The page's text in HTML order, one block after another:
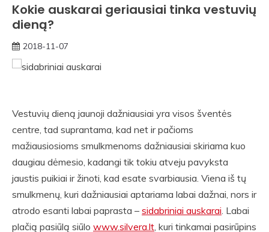
Kokie auskarai geriausiai tinka vestuvių
dieną?
2018-11-07
Vestuvių dieną jaunoji dažniausiai yra visos šventės
centre, tad suprantama, kad net ir pačioms
mažiausiosioms smulkmenoms dažniausiai skiriama kuo
daugiau dėmesio, kadangi tik tokiu atveju pavyksta
jaustis puikiai ir žinoti, kad esate svarbiausia. Viena iš tų
smulkmenų, kuri dažniausiai aptariama labai dažnai, nors ir
atrodo esanti labai paprasta – sidabriniai auskarai. Labai
plačią pasiūlą siūlo www.silvera.lt, kuri tinkamai pasirūpins